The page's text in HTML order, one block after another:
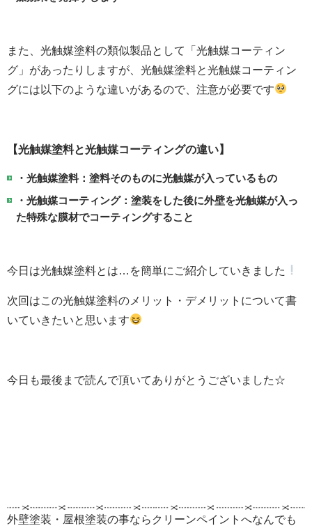
また、光触媒塗料の類似製品として「光触媒コーティン
グ」があったりしますが、光触媒塗料と光触媒コーティン
グには以下のような違いがあるので、注意が必要です
【光触媒塗料と光触媒コーティングの違い】
・光触媒塗料：塗料そのものに光触媒が入っているもの
・光触媒コーティング：塗装をした後に外壁を光触媒が入っ
た特殊な膜材でコーティングすること
今日は光触媒塗料とは…を簡単にご紹介していきました
次回はこの光触媒塗料のメリット・デメリットについて書
いていきたいと思います
今日も最後まで読んで頂いてありがとうございました☆
外壁塗装・屋根塗装の事ならクリーンペイントへなんでも